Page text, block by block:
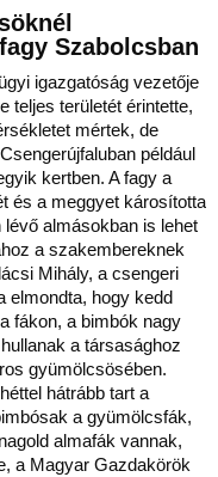
Szabolcsban
igazgatóság vezetője
teljes területét érintette,
mértek, de
például
kertben. A fagy a
és a meggyet károsította
lévő almásokban is lehet
a szakembereknek
Mihály, a csengeri
elmondta, hogy kedd
fákon, a bimbók nagy
a társasághoz
gyümölcsösében.
hátrább tart a
a gyümölcsfák,
almafák vannak,
a Magyar Gazdakörök